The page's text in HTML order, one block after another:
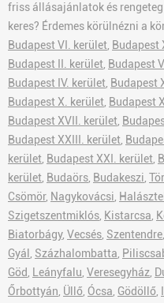
friss állásajánlatok és
keres? Érdemes körülnézni a
Budapest VI. kerület Budapest
Budapest II. kerület Budapest
Budapest IV. kerület Budapest
Budapest X. kerület Budapest
Budapest XVII. kerület
Budapest XXIII. kerület
kerület Budapest XXI. kerület
kerület Budaörs Budakeszi
Csömör, Nagykovácsi
Szigetszentmiklós Kistarcsa
Biatorbágy, Vecsés Szentendre
Gyál
Százhalombatta
Göd
Leányfalu Veresegyház
Őrbottyán Üllő Ócsa Gödöllő